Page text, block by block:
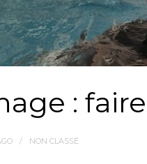
:
NON CLASSÉ